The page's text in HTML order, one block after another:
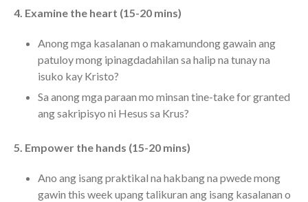
Spiritual Drought
Tugon Kung Pinanghihinaan Ng
Loob
Just Can’t Get Enough
4. Examine the heart (15-20 mins)
Anong mga kasalanan o makamundong gawain ang
patuloy mong ipinagdadahilan sa halip na tunay na
isuko kay Kristo?
Sa anong mga paraan mo minsan tine-take for granted
ang sakripisyo ni Hesus sa Krus?
5. Empower the hands (15-20 mins)
Ano ang isang praktikal na hakbang na pwede mong
gawin this week upang talikuran ang isang kasalanan o